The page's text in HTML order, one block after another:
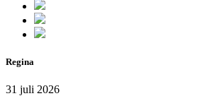
Regina
31 juli 2026